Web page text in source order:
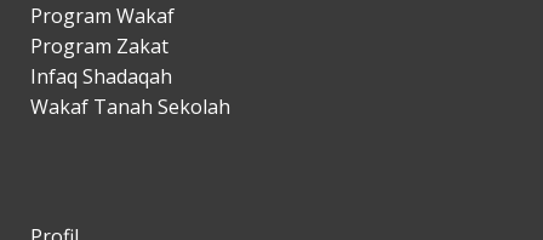
Program Wakaf
Program Zakat
Infaq Shadaqah
Wakaf Tanah Sekolah